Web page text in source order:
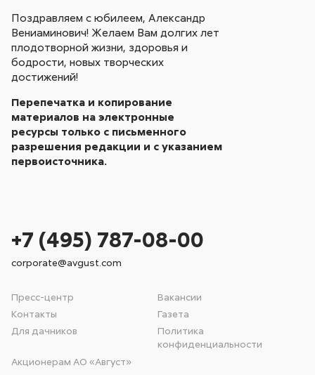
Поздравляем с юбилеем, Александр
Вениаминович! Желаем Вам долгих лет
плодотворной жизни, здоровья и
бодрости, новых творческих
достижений!
Перепечатка и копирование
материалов на электронные
ресурсы только с письменного
разрешения редакции и с указанием
первоисточника.
Пресс-центр
Вакансии
Контакты
Газета
Для дачников
Политика
конфиденциальности
Акционерам АО «Август»
+7 (495) 787-08-00
corporate@avgust.com